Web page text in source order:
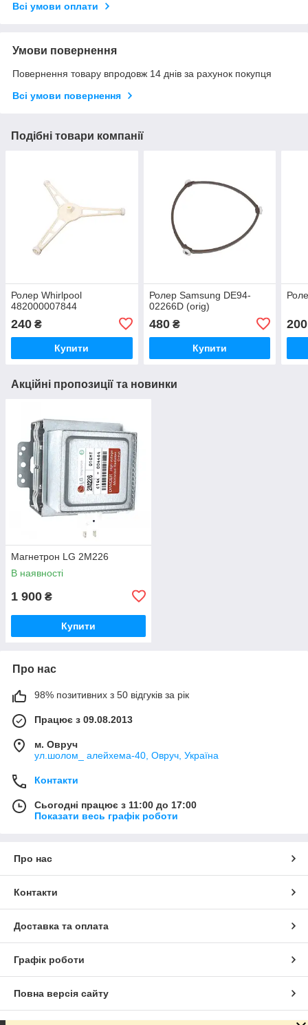
Всі умови оплати
Умови повернення
Повернення товару впродовж 14 днів за рахунок покупця
Всі умови повернення
Подібні товари компанії
Ролер Whirlpool
482000007844
240 ₴
Купити
Ролер Samsung DE94-
02266D (orig)
480₴
Купити
200
Акційні пропозиції та новинки
Магнетрон LG 2M226
В наявності
1 900 ₴
Купити
Про нас
98% позитивних з 50 відгуків за рік
Працює з 09.08.2013
м. Овруч
ул.шолом_ алейхема-40, Овруч, Україна
Контакти
Сьогодні працює з 11:00 до 17:00
Показати весь графік роботи
Про нас
Контакти
Доставка та оплата
Графік роботи
Повна версія сайту